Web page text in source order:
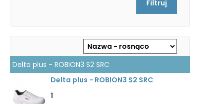
Delta plus - ROBION3 S2 SRC
Delta plus - ROBION3 S2 SRC
1